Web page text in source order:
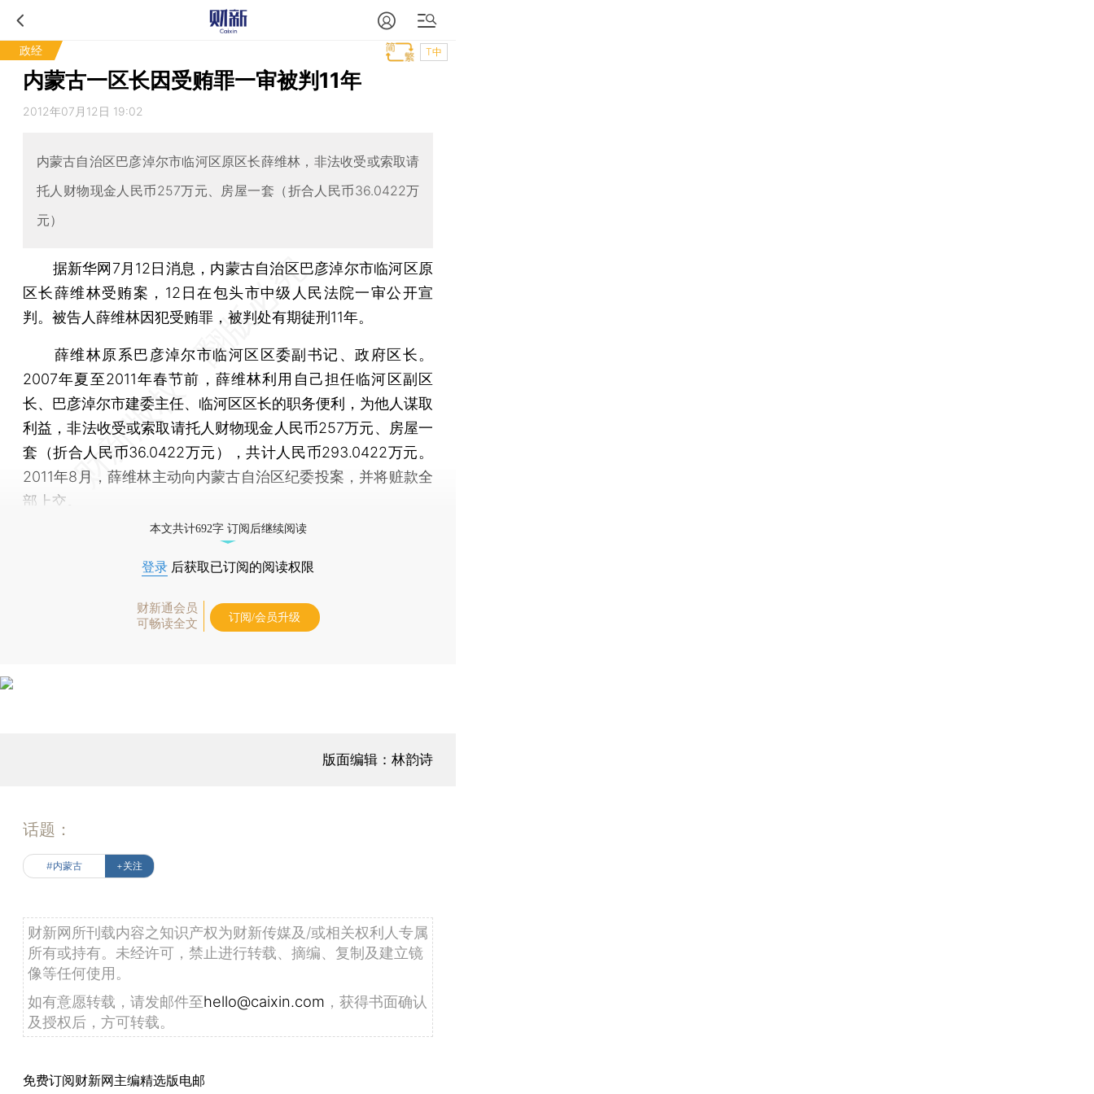
政经 T中
内蒙古一区长因受贿罪一审被判11年
2012年07月12日 19:02
内蒙古自治区巴彦淖尔市临河区原区长薛维林，非法收受或索取请
托人财物现金人民币257万元、房屋一套（折合人民币36.0422万
元）
据新华网7月12日消息，内蒙古自治区巴彦淖尔市临河区原
区长薛维林受贿案，12日在包头市中级人民法院一审公开宣
判。被告人薛维林因犯受贿罪，被判处有期徒刑11年。
薛维林原系巴彦淖尔市临河区区委副书记、政府区长。
2007年夏至2011年春节前，薛维林利用自己担任临河区副区
长、巴彦淖尔市建委主任、临河区区长的职务便利，为他人谋取
利益，非法收受或索取请托人财物现金人民币257万元、房屋一
套（折合人民币36.0422万元），共计人民币293.0422万元。
2011年8月，薛维林主动向内蒙古自治区纪委投案，并将赃款全
部上交。
本文共计692字 订阅后继续阅读
登录 后获取已订阅的阅读权限
财新通会员
可畅读全文
订阅/会员升级
版面编辑：林韵诗
话题：
#内蒙古 +关注
财新网所刊载内容之知识产权为财新传媒及/或相关权利人专属
所有或持有。未经许可，禁止进行转载、摘编、复制及建立镜
像等任何使用。
如有意愿转载，请发邮件至hello@caixin.com ，获得书面确认
及授权后，方可转载。
免费订阅财新网主编精选版电邮